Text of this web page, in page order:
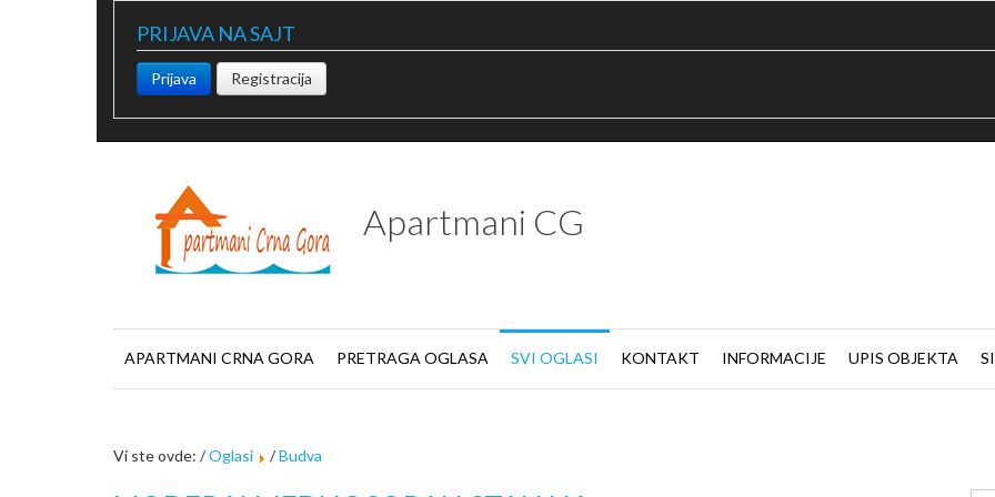
PRIJAVA NA SAJT
Prijava Registracija
Apartmani CG
APARTMANI CRNA GORA PRETRAGA OGLASA SVI OGLASI KONTAKT INFORMACIJE UPIS OBJEKTA
Vi ste ovde: /Oglasi /Budva